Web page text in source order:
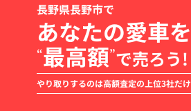
長野県長野市で
あなたの愛車を
“最高額”で売ろう!
やり取りするのは高額査定の上位3社だけ